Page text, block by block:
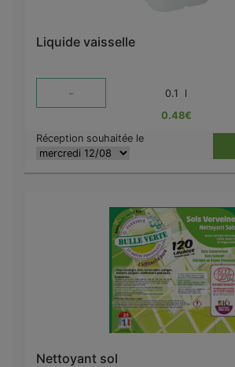
Liquide vaisselle
- 0.1 l
0.48€
Réception souhaitée le
Nettoyant sol